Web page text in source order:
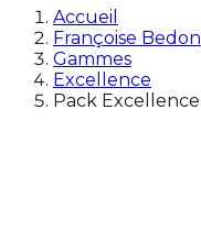
Accueil
Françoise Bedon
Gammes
Excellence
Pack Excellence